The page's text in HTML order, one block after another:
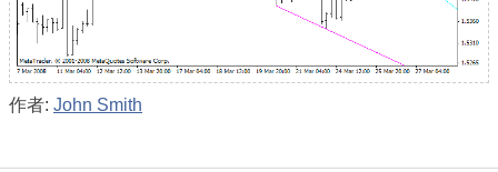
作者: John Smith